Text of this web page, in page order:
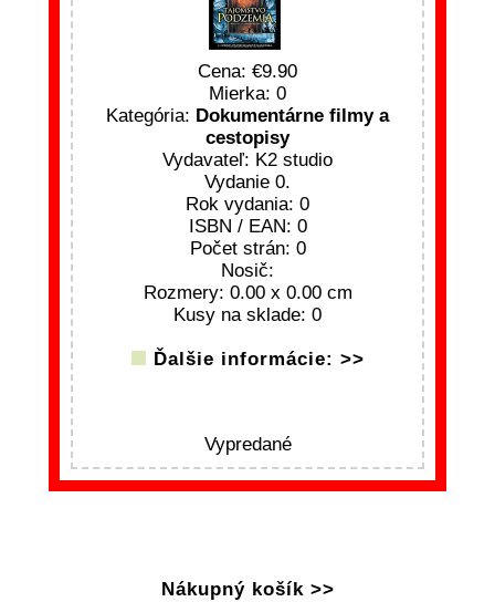
Cena:
9.90
Mierka: 0
Kategória: Dokumentárne filmy a
cestopisy
Vydavateľ: K2 studio
Vydanie 0.
Rok vydania: 0
ISBN / EAN: 0
Počet strán: 0
Nosič:
Rozmery: 0.00 x 0.00 cm
Kusy na sklade: 0
Ďalšie informácie: >>
Vypredané
Nákupný košík >>